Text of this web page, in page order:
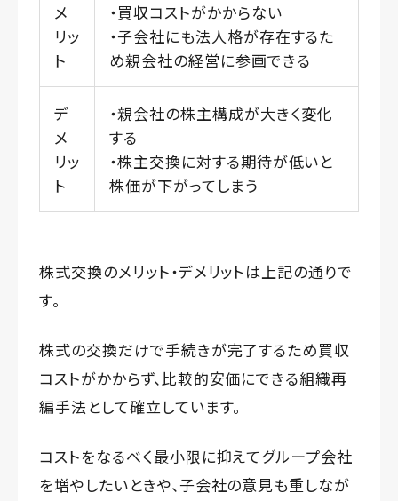
メ
リッ
ト
・買収コストがかからない
・子会社にも法人格が存在するた
め親会社の経営に参画できる
デ
メ
リッ
ト
・親会社の株主構成が大きく変化
する
・株主交換に対する期待が低いと
株価が下がってしまう
株式交換のメリット・デメリットは上記の通りで
す。
株式の交換だけで手続きが完了するため買収
コストがかからず、比較的安価にできる組織再
編手法として確立しています。
コストをなるべく最小限に抑えてグループ会社
を増やしたいときや、子会社の意見も重しなが